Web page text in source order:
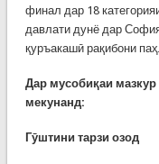
финал дар 18
давлати дунё дар
қуръакашӣ рақибони
Дар мусобиқаи
мекунанд:
Гӯштини тарзи озод